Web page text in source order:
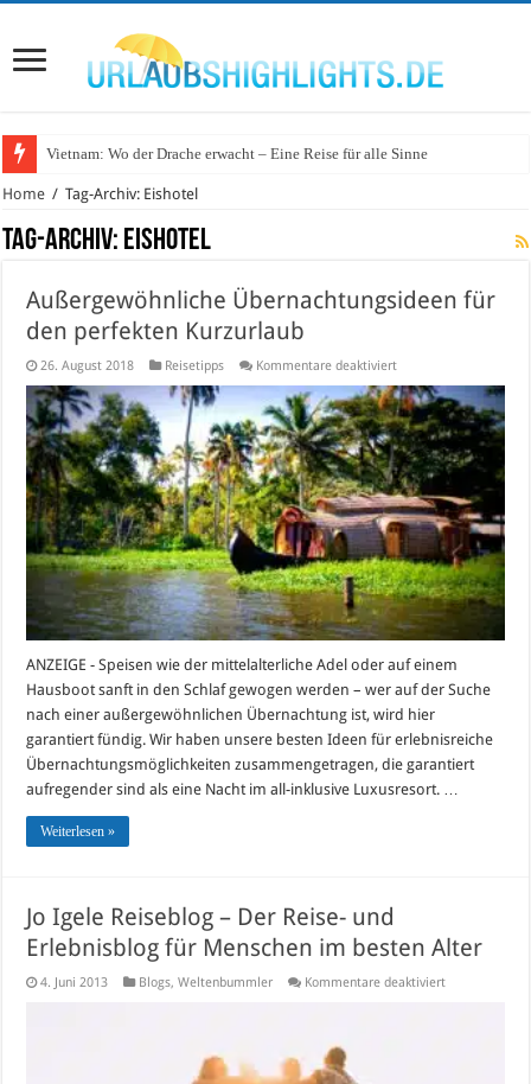
Vietnam: Wo der Drache erwacht – Eine Reise für alle Sinne
Home / Tag-Archiv: Eishotel
Tag-Archiv: Eishotel
Außergewöhnliche Übernachtungsideen für
den perfekten Kurzurlaub
26. August 2018 Reisetipps Kommentare deaktiviertfür
Übernachtungsideen
für
den
perfekten
Kurzurlaub
ANZEIGE - Speisen wie der mittelalterliche Adel oder auf einem
Hausboot sanft in den Schlaf gewogen werden – wer auf der Suche
nach einer außergewöhnlichen Übernachtung ist, wird hier
garantiert fündig. Wir haben unsere besten Ideen für erlebnisreiche
Übernachtungsmöglichkeiten zusammengetragen, die garantiert
aufregender sind als eine Nacht im all-inklusive Luxusresort. …
Weiterlesen »
Jo Igele Reiseblog – Der Reise- und
Erlebnisblog für Menschen im besten Alter
4. Juni 2013 Blogs,Weltenbummler Kommentare deaktiviertfür